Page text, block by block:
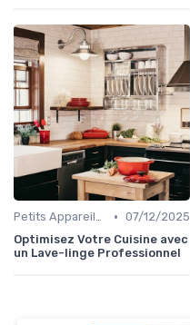
Petits Appareils (Grille-pain, Bouilloires, etc.) • 07/12/2025
Optimisez Votre Cuisine avec
un Lave-linge Professionnel